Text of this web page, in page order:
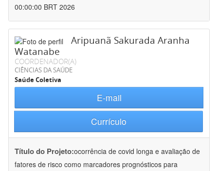
00:00:00 BRT 2026
Aripuanã Sakurada Aranha
Watanabe
COORDENADOR(A)
CIÊNCIAS DA SAÚDE
Saúde Coletiva
E-mail
Currículo
Título do Projeto:ocorrência de covid longa e avaliação de
fatores de risco como marcadores prognósticos para